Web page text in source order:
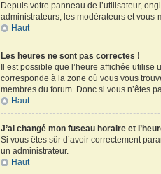
Depuis votre panneau de l’utilisateur,
administrateurs, les modérateurs et
Haut
Les heures ne sont pas correctes !
Il est possible que l’heure affichée
corresponde à la zone où vous vous
membres du forum. Donc si vous n’êtes
Haut
J’ai changé mon fuseau horaire et
Si vous êtes sûr d’avoir correctement
un administrateur.
Haut